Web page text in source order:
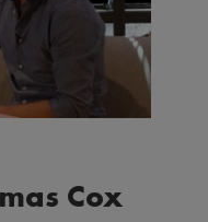
Cox